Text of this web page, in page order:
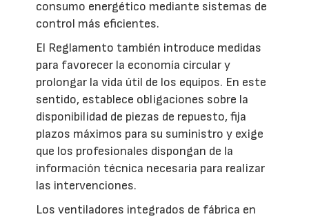
consumo energético mediante sistemas de
control más eficientes.
El Reglamento también introduce medidas
para favorecer la economía circular y
prolongar la vida útil de los equipos. En este
sentido, establece obligaciones sobre la
disponibilidad de piezas de repuesto, fija
plazos máximos para su suministro y exige
que los profesionales dispongan de la
información técnica necesaria para realizar
las intervenciones.
Los ventiladores integrados de fábrica en